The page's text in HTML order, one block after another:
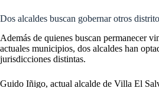
Dos alcaldes buscan gobernar otros
Además de quienes buscan permanecer
actuales municipios, dos alcaldes han
jurisdicciones distintas.
Guido Iñigo, actual alcalde de Villa El